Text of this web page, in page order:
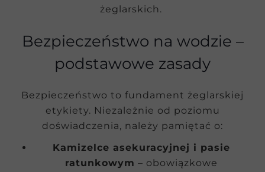
żeglarskich.
Bezpieczeństwo na wodzie –
podstawowe zasady
Bezpieczeństwo to fundament żeglarskiej
etykiety. Niezależnie od poziomu
doświadczenia, należy pamiętać o:
Kamizelce asekuracyjnej i pasie
ratunkowym – obowiązkowe